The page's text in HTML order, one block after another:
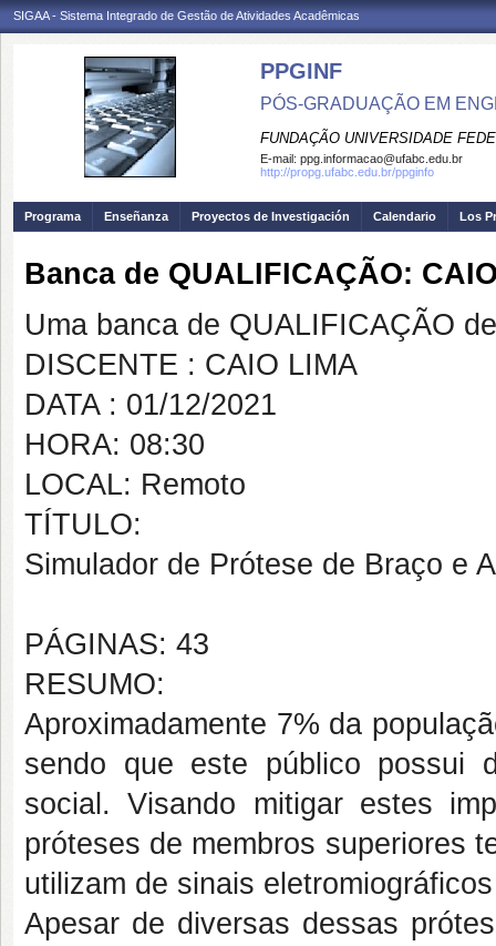
SIGAA - Sistema Integrado de Gestão de Atividades Acadêmicas
PPGINF
PÓS-GRADUAÇÃO EM
FUNDAÇÃO UNIVERSIDADE
E-mail: ppg.informacao@ufabc.edu.br
http://propg.ufabc.edu.br/ppginfo
Programa Enseñanza Proyectos de Investigación Calendario Los
Banca de QUALIFICAÇÃO:
Uma banca de QUALIFICAÇÃO
DISCENTE : CAIO LIMA
DATA : 01/12/2021
HORA: 08:30
LOCAL: Remoto
TÍTULO:
Simulador de Prótese de Braço e
PÁGINAS: 43
RESUMO:
Aproximadamente 7% da
sendo que este público possui
social. Visando mitigar estes
próteses de membros superiores
utilizam de sinais
Apesar de diversas dessas